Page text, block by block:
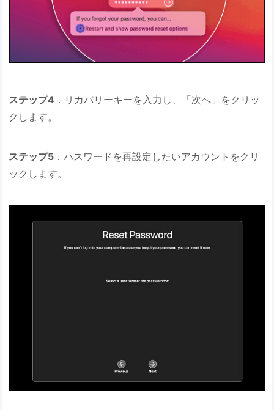
ステップ4 ．リカバリーキーを入力し、「次へ」をクリッ
クします。
ステップ5 ．パスワードを再設定したいアカウントをクリ
ックします。